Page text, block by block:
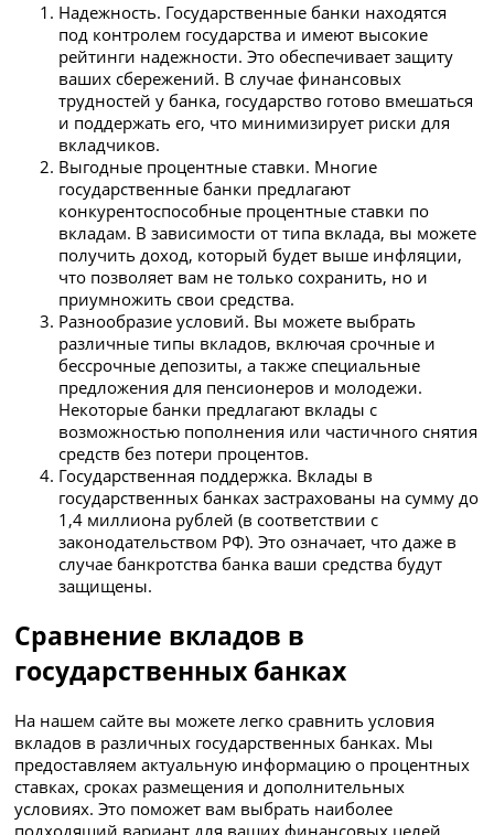
Надежность. Государственные банки находятся
под контролем государства и имеют высокие
рейтинги надежности. Это обеспечивает защиту
ваших сбережений. В случае финансовых
трудностей у банка, государство готово вмешаться
и поддержать его, что минимизирует риски для
вкладчиков.
Выгодные процентные ставки. Многие
государственные банки предлагают
конкурентоспособные процентные ставки по
вкладам. В зависимости от типа вклада, вы можете
получить доход, который будет выше инфляции,
что позволяет вам не только сохранить, но и
приумножить свои средства.
Разнообразие условий. Вы можете выбрать
различные типы вкладов, включая срочные и
бессрочные депозиты, а также специальные
предложения для пенсионеров и молодежи.
Некоторые банки предлагают вклады с
возможностью пополнения или частичного снятия
средств без потери процентов.
Государственная поддержка. Вклады в
государственных банках застрахованы на сумму до
1,4 миллиона рублей (в соответствии с
законодательством РФ). Это означает, что даже в
случае банкротства банка ваши средства будут
защищены.
Сравнение вкладов в
государственных банках
На нашем сайте вы можете легко сравнить условия
вкладов в различных государственных банках. Мы
предоставляем актуальную информацию о процентных
ставках, сроках размещения и дополнительных
условиях. Это поможет вам выбрать наиболее